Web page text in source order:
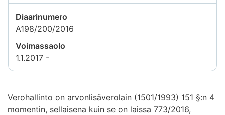
Diaarinumero
A198/200/2016
Voimassaolo
1.1.2017 -
Verohallinto on arvonlisäverolain (1501/1993) 151 §:n 4
momentin, sellaisena kuin se on laissa 773/2016,